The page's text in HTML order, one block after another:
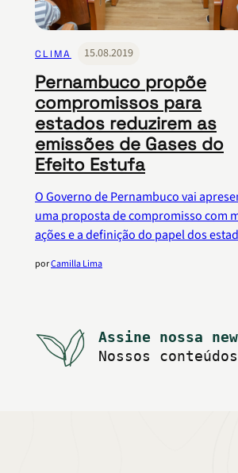
CLIMA 15.08.2019
Pernambuco propõe
compromissos para
estados reduzirem as
emissões de Gases do
Efeito Estufa
O Governo de Pernambuco vai
uma proposta de compromisso com
ações e a definição do papel dos
porCamilla Lima
Assine nossa
Nossos